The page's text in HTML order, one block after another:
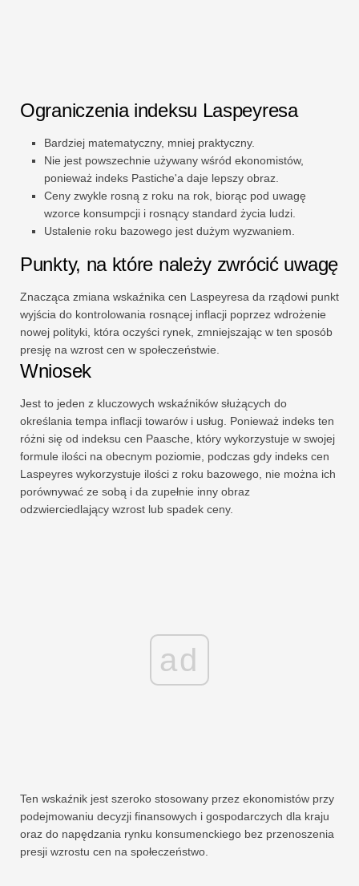
Ograniczenia indeksu Laspeyresa
Bardziej matematyczny, mniej praktyczny.
Nie jest powszechnie używany wśród ekonomistów,
ponieważ indeks Pastiche'a daje lepszy obraz.
Ceny zwykle rosną z roku na rok, biorąc pod uwagę
wzorce konsumpcji i rosnący standard życia ludzi.
Ustalenie roku bazowego jest dużym wyzwaniem.
Punkty, na które należy zwrócić uwagę
Znacząca zmiana wskaźnika cen Laspeyresa da rządowi punkt
wyjścia do kontrolowania rosnącej inflacji poprzez wdrożenie
nowej polityki, która oczyści rynek, zmniejszając w ten sposób
presję na wzrost cen w społeczeństwie.
Wniosek
Jest to jeden z kluczowych wskaźników służących do
określania tempa inflacji towarów i usług. Ponieważ indeks ten
różni się od indeksu cen Paasche, który wykorzystuje w swojej
formule ilości na obecnym poziomie, podczas gdy indeks cen
Laspeyres wykorzystuje ilości z roku bazowego, nie można ich
porównywać ze sobą i da zupełnie inny obraz
odzwierciedlający wzrost lub spadek ceny.
ad
Ten wskaźnik jest szeroko stosowany przez ekonomistów przy
podejmowaniu decyzji finansowych i gospodarczych dla kraju
oraz do napędzania rynku konsumenckiego bez przenoszenia
presji wzrostu cen na społeczeństwo.